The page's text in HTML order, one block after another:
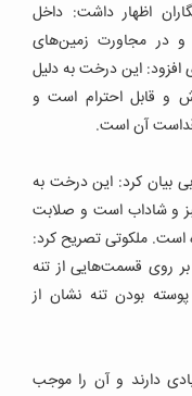
اظهار داشت: داخل
و در مجاورت زمین‌های
افزود: این درخت به دلیل
و قابل احترام است و
قداست آن است.
بیان کرد: این درخت به
و شاداب است و صلابت
است. ملکوتی تصریح کرد:
روی قسمت‌هایی از تنه
بودن تنه نشان از
دارند و آن را موجب